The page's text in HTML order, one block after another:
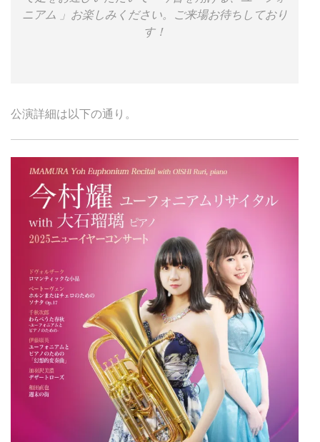
ニアム 」お楽しみください。ご来場お待ちしており
す！
公演詳細は以下の通り。